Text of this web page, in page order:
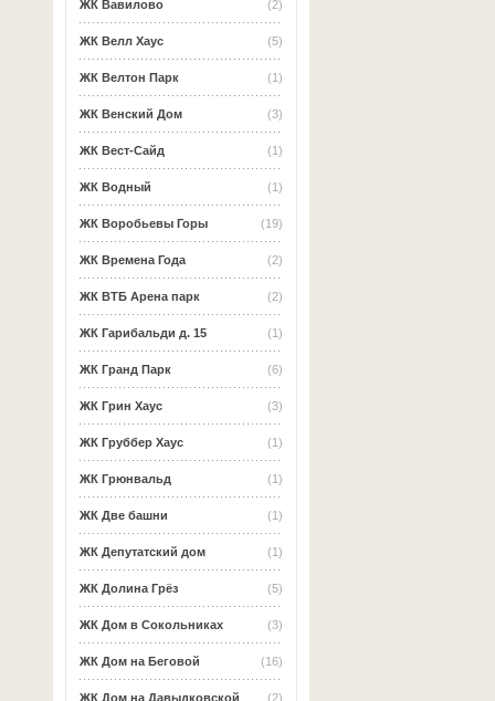
(2)
ЖК Вавилово
(5)
ЖК Велл Хаус
(1)
ЖК Велтон Парк
(3)
ЖК Венский Дом
(1)
ЖК Вест-Сайд
(1)
ЖК Водный
(19)
ЖК Воробьевы Горы
(2)
ЖК Времена Года
(2)
ЖК ВТБ Арена парк
(1)
ЖК Гарибальди д. 15
(6)
ЖК Гранд Парк
(3)
ЖК Грин Хаус
(1)
ЖК Груббер Хаус
(1)
ЖК Грюнвальд
(1)
ЖК Две башни
(1)
ЖК Депутатский дом
(5)
ЖК Долина Грёз
(3)
ЖК Дом в Сокольниках
(16)
ЖК Дом на Беговой
(2)
ЖК Дом на Давыдковской